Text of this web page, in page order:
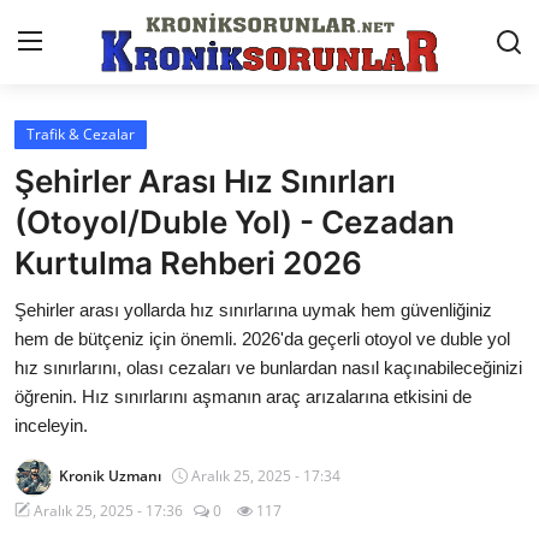
Anasayfa
Markalar
İletişim
Trafik & Cezalar
Sigorta & Kasko
Vergi & ÖTV & MTV
Muayene & Ruhsat
Sorgulamalar
Trafik & Cezalar
Şehirler Arası Hız Sınırları
(Otoyol/Duble Yol) - Cezadan
Kurtulma Rehberi 2026
Şehirler arası yollarda hız sınırlarına uymak hem güvenliğiniz
hem de bütçeniz için önemli. 2026'da geçerli otoyol ve duble yol
hız sınırlarını, olası cezaları ve bunlardan nasıl kaçınabileceğinizi
öğrenin. Hız sınırlarını aşmanın araç arızalarına etkisini de
inceleyin.
Kronik Uzmanı
Aralık 25, 2025 - 17:34
Aralık 25, 2025 - 17:36
0 117